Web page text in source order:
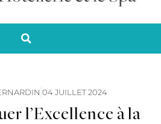
04 JUILLET 2024
l’Excellence à la